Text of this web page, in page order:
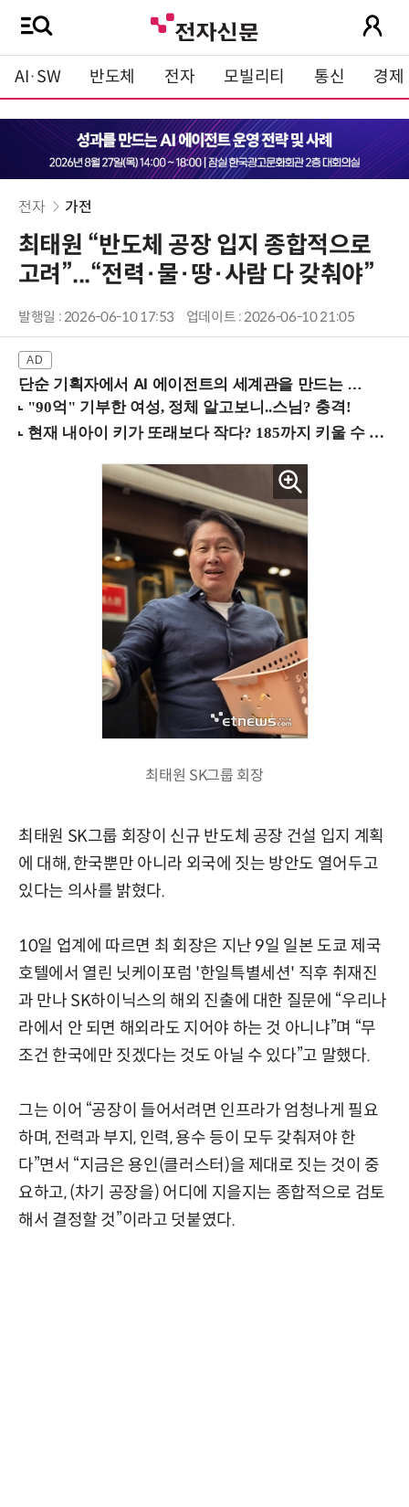
AI·SW 반도체 전자 모빌리티 통신 경제
전자 가전
최태원 “반도체 공장 입지 종합적으로
고려”...“전력·물·땅·사람 다 갖춰야”
발행일 : 2026-06-10 17:53 업데이트 : 2026-06-10 21:05
단순 기획자에서 AI 에이전트의 세계관을 만드는 지식 설계자로.. (8/20 강남역)
최태원 SK그룹 회장
최태원 SK그룹 회장이 신규 반도체 공장 건설 입지 계획
에 대해, 한국뿐만 아니라 외국에 짓는 방안도 열어두고
있다는 의사를 밝혔다.
10일 업계에 따르면 최 회장은 지난 9일 일본 도쿄 제국
호텔에서 열린 닛케이포럼 '한일특별세션' 직후 취재진
과 만나 SK하이닉스의 해외 진출에 대한 질문에 “우리나
라에서 안 되면 해외라도 지어야 하는 것 아니냐”며 “무
조건 한국에만 짓겠다는 것도 아닐 수 있다”고 말했다.
그는 이어 “공장이 들어서려면 인프라가 엄청나게 필요
하며, 전력과 부지, 인력, 용수 등이 모두 갖춰져야 한
다”면서 “지금은 용인(클러스터)을 제대로 짓는 것이 중
요하고, (차기 공장을) 어디에 지을지는 종합적으로 검토
해서 결정할 것”이라고 덧붙였다.